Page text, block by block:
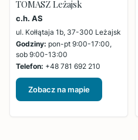
TOMASZ Leżajsk
c.h. AS
ul. Kołłątaja 1b, 37-300 Leżajsk
Godziny: pon-pt 9:00-17:00,
sob 9:00-13:00
Telefon: +48 781 692 210
Zobacz na mapie